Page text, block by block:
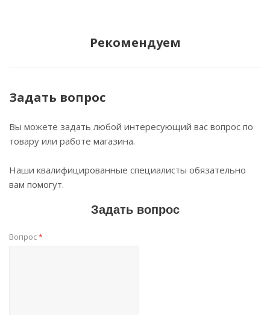
Рекомендуем
Задать вопрос
Вы можете задать любой интересующий вас вопрос по
товару или работе магазина.
Наши квалифицированные специалисты обязательно
вам помогут.
Задать вопрос
Вопрос*